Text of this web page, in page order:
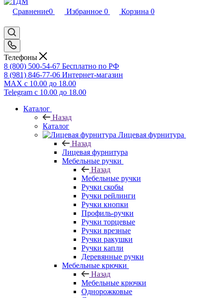
Сравнение0 Избранное 0 Корзина 0
Телефоны
8 (800) 500-54-67 Бесплатно по РФ
8 (981) 846-77-06 Интернет-магазин
MAX с 10.00 до 18.00
Telegram с 10.00 до 18.00
Каталог
Назад
Каталог
Лицевая фурнитура
Назад
Лицевая фурнитура
Мебельные ручки
Назад
Мебельные ручки
Ручки скобы
Ручки рейлинги
Ручки кнопки
Профиль-ручки
Ручки торцевые
Ручки врезные
Ручки ракушки
Ручки капли
Деревянные ручки
Мебельные крючки
Назад
Мебельные крючки
Однорожковые